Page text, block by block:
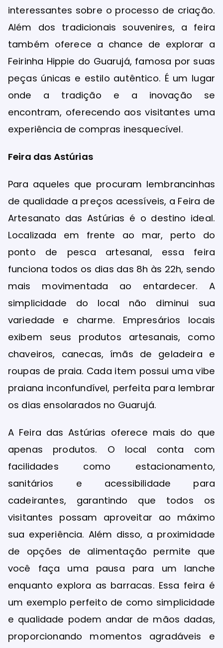
interessantes sobre o processo de criação.
Além dos tradicionais souvenires, a feira
também oferece a chance de explorar a
Feirinha Hippie do Guarujá, famosa por suas
peças únicas e estilo autêntico. É um lugar
onde a tradição e a inovação se
encontram, oferecendo aos visitantes uma
experiência de compras inesquecível.
Feira das Astúrias
Para aqueles que procuram lembrancinhas
de qualidade a preços acessíveis, a Feira de
Artesanato das Astúrias é o destino ideal.
Localizada em frente ao mar, perto do
ponto de pesca artesanal, essa feira
funciona todos os dias das 8h às 22h, sendo
mais movimentada ao entardecer. A
simplicidade do local não diminui sua
variedade e charme. Empresários locais
exibem seus produtos artesanais, como
chaveiros, canecas, ímãs de geladeira e
roupas de praia. Cada item possui uma vibe
praiana inconfundível, perfeita para lembrar
os dias ensolarados no Guarujá.
A Feira das Astúrias oferece mais do que
apenas produtos. O local conta com
facilidades como estacionamento,
sanitários e acessibilidade para
cadeirantes, garantindo que todos os
visitantes possam aproveitar ao máximo
sua experiência. Além disso, a proximidade
de opções de alimentação permite que
você faça uma pausa para um lanche
enquanto explora as barracas. Essa feira é
um exemplo perfeito de como simplicidade
e qualidade podem andar de mãos dadas,
proporcionando momentos agradáveis e